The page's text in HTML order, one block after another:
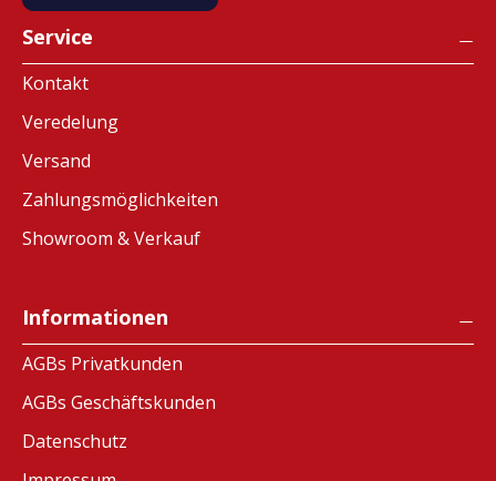
Service
Kontakt
Veredelung
Versand
Zahlungsmöglichkeiten
Showroom & Verkauf
Informationen
AGBs Privatkunden
AGBs Geschäftskunden
Datenschutz